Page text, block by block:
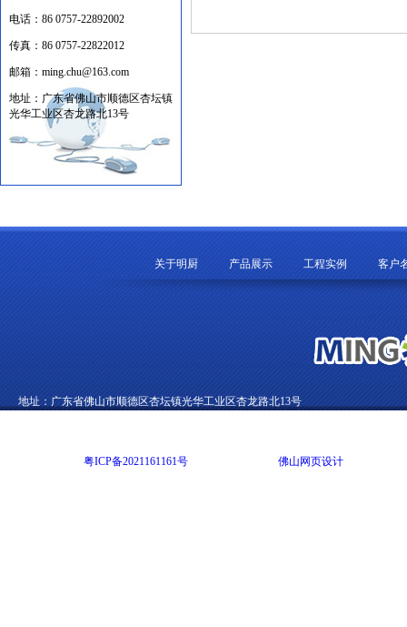
电话： 86 0757-22892002
传真： 86 0757-22822012
邮箱： ming.chu@163.com
地址： 广东省佛山市顺德区杏坛镇
光华工业区杏龙路北13号
关于明厨 产品展示 工程实例 客户
地址：广东省佛山市顺德区杏坛镇光华工业区杏龙路北13号
粤ICP备2021161161号 佛山网页设计